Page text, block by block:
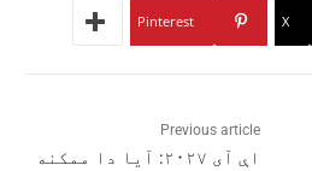
X
Pinterest
Previous article
اې آی ۲۰۲۷: آیا دا ممکنه